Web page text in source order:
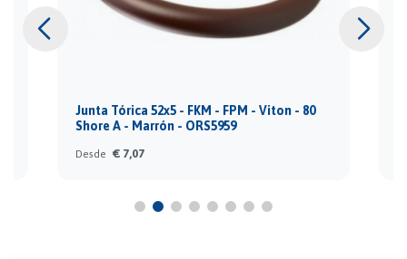
Junta Tórica 52x5 - FKM - FPM - Viton - 80
Shore A - Marrón - ORS5959
Desde € 7,07